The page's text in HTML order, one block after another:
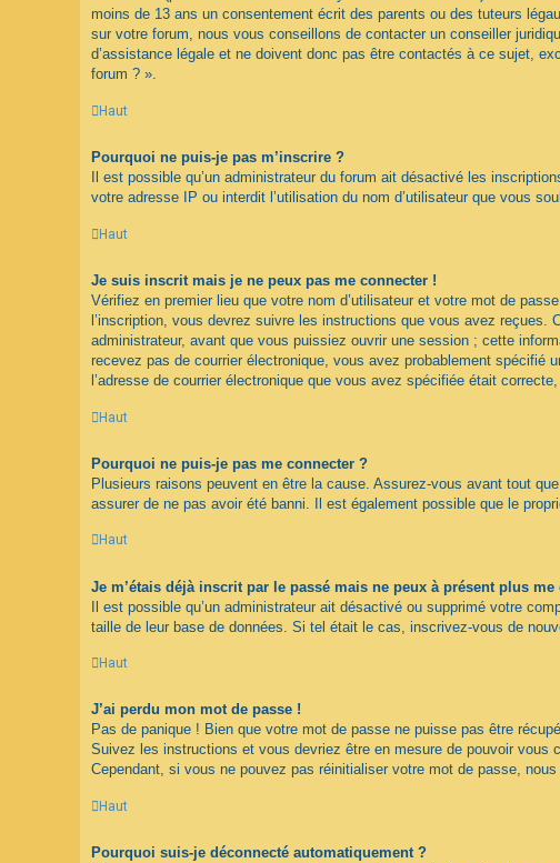
moins de 13 ans un consentement écrit des parents ou des tuteurs
sur votre forum, nous vous conseillons de contacter un conseiller
d’assistance légale et ne doivent donc pas être contactés à ce sujet,
forum ? ».
Haut
Pourquoi ne puis-je pas m’inscrire ?
Il est possible qu’un administrateur du forum ait désactivé les
votre adresse IP ou interdit l’utilisation du nom d’utilisateur que vous
Haut
Je suis inscrit mais je ne peux pas me connecter !
Vérifiez en premier lieu que votre nom d’utilisateur et votre mot de
l’inscription, vous devrez suivre les instructions que vous avez
administrateur, avant que vous puissiez ouvrir une session ; cette
recevez pas de courrier électronique, vous avez probablement spécifié
l’adresse de courrier électronique que vous avez spécifiée était
Haut
Pourquoi ne puis-je pas me connecter ?
Plusieurs raisons peuvent en être la cause. Assurez-vous avant tout
assurer de ne pas avoir été banni. Il est également possible que le
Haut
Je m’étais déjà inscrit par le passé mais ne peux à présent plus me
Il est possible qu’un administrateur ait désactivé ou supprimé votre
taille de leur base de données. Si tel était le cas, inscrivez-vous de
Haut
J’ai perdu mon mot de passe !
Pas de panique ! Bien que votre mot de passe ne puisse pas être
Suivez les instructions et vous devriez être en mesure de pouvoir vous
Cependant, si vous ne pouvez pas réinitialiser votre mot de passe,
Haut
Pourquoi suis-je déconnecté automatiquement ?